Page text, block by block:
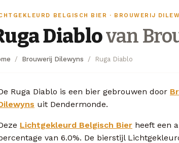
BELGISCH BIER · BROUWERIJ
Diablovan
Brouwerij Dilewyns Ruga Diablo
Ruga Diablo is een bier gebrouwen door
uit Dendermonde.
Lichtgekleurd Belgisch Bier heeft een
van 6.0%. De bierstijl